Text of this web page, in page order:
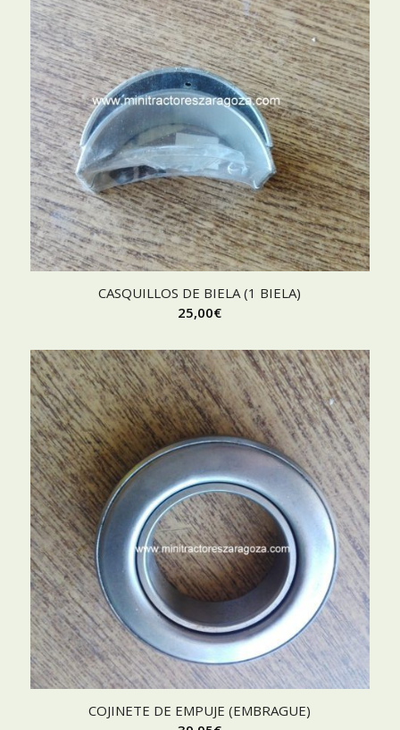
CASQUILLOS DE BIELA (1 BIELA)
25,00€
COJINETE DE EMPUJE (EMBRAGUE)